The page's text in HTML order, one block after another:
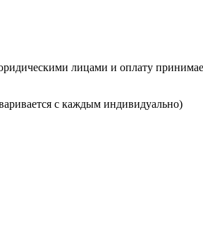
лицами и оплату
с каждым индивидуально)